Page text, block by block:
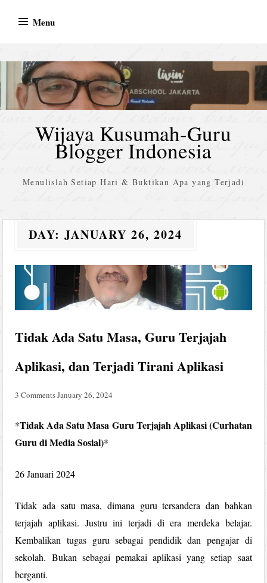
Menu
Wijaya Kusumah-Guru
Blogger Indonesia
Menulislah Setiap Hari & Buktikan Apa yang Terjadi
DAY:JANUARY 26, 2024
Tidak Ada Satu Masa, Guru Terjajah
Aplikasi, dan Terjadi Tirani Aplikasi
3 CommentsJanuary 26, 2024
*Tidak Ada Satu Masa Guru Terjajah Aplikasi (Curhatan
Guru di Media Sosial)*
26 Januari 2024
Tidak ada satu masa, dimana guru tersandera dan bahkan
terjajah aplikasi. Justru ini terjadi di era merdeka belajar.
Kembalikan tugas guru sebagai pendidik dan pengajar di
sekolah. Bukan sebagai pemakai aplikasi yang setiap saat
berganti.